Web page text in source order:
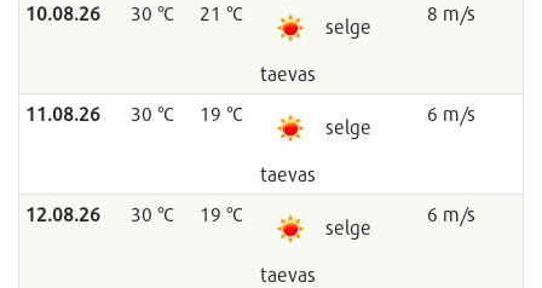
10.08.26 30 °C 21 °C
selge
taevas
8 m/s
11.08.26 30 °C 19 °C
selge
taevas
6 m/s
12.08.26 30 °C 19 °C
selge
taevas
6 m/s